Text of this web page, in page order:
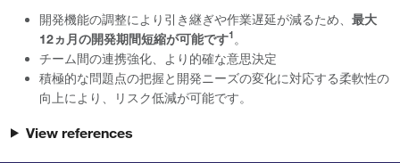
開発機能の調整により引き継ぎや作業遅延が減るため、 最大
12ヵ月の開発期間短縮が可能です1。
チーム間の連携強化、より的確な意思決定
積極的な問題点の把握と開発ニーズの変化に対応する柔軟性の
向上により、リスク低減が可能です。
View references